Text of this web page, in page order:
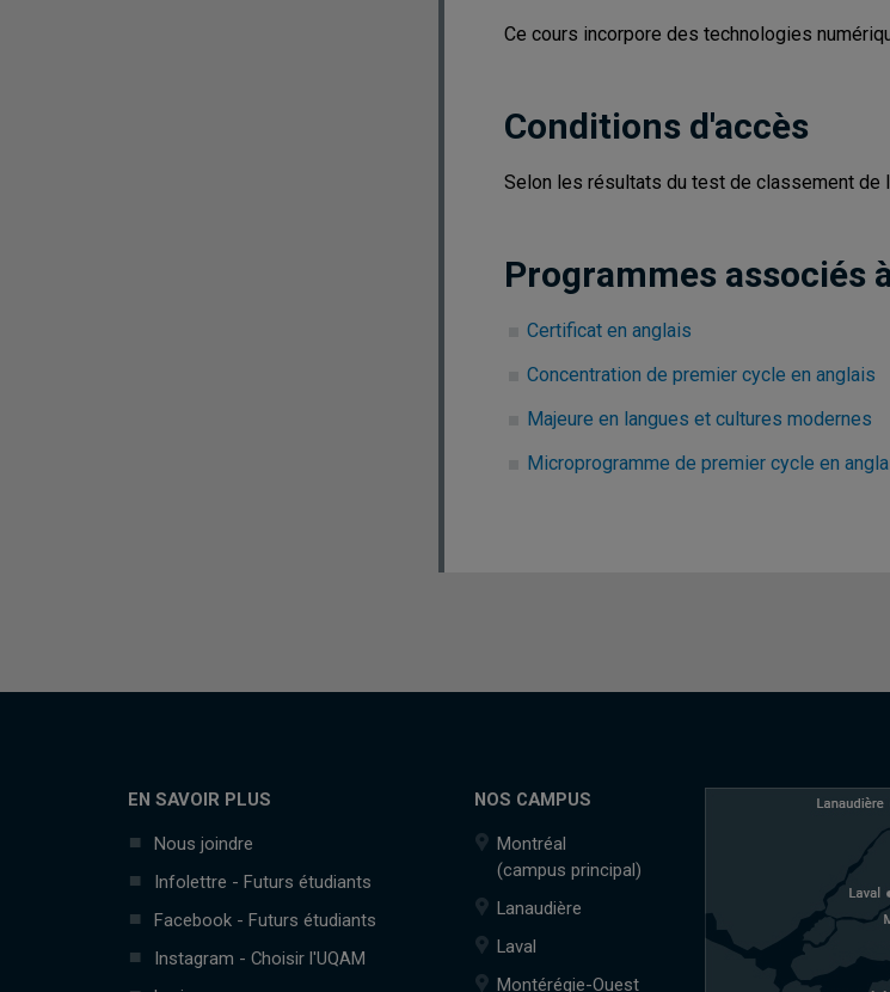
Ce cours incorpore des technologies
Conditions d'accès
Selon les résultats du test de classement de
Programmes associés
Certificat en anglais
Concentration de premier cycle en anglais
Majeure en langues et cultures modernes
Microprogramme de premier cycle en
EN SAVOIR PLUS
Nous joindre
Infolettre - Futurs étudiants
Facebook - Futurs étudiants
Instagram - Choisir l'UQAM
NOS CAMPUS
Montréal
(campus principal)
Lanaudière
Laval
Montérégie-Ouest